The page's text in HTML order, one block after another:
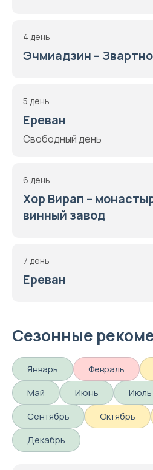
4 день
Эчмиадзин –
5 день
Ереван
Свободный день
6 день
Хор Вирап –
винный завод
7 день
Ереван
Сезонные
Январь Февраль
Май
Июнь Июль
Сентябрь
Октябрь
Декабрь